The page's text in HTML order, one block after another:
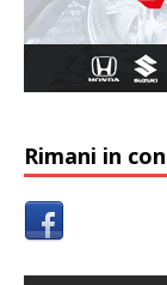
Rimani in